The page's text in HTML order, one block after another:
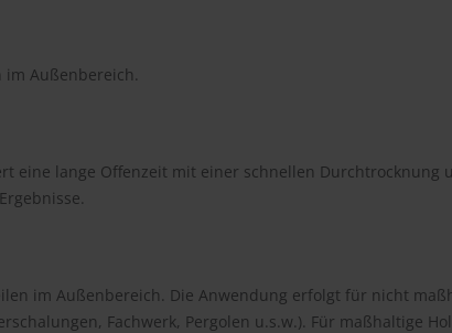
im Außenbereich.
eine lange Offenzeit mit einer schnellen Durchtrocknung
im Außenbereich. Die Anwendung erfolgt für nicht
Fachwerk, Pergolen u.s.w.). Für maßhaltige